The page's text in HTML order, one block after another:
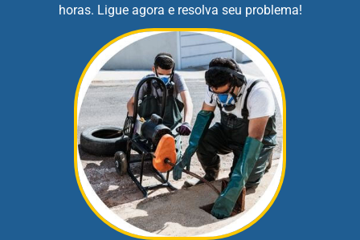
horas. Ligue agora e resolva seu problema!